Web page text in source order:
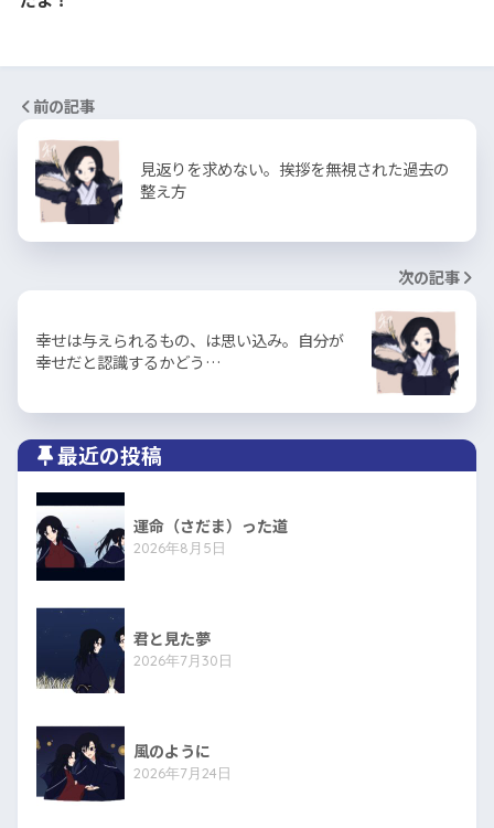
前の記事
見返りを求めない。挨拶を無視された過去の
整え方
次の記事
幸せは与えられるもの、は思い込み。自分が
幸せだと認識するかどう…
最近の投稿
運命（さだま）った道
2026年8月5日
君と見た夢
2026年7月30日
風のように
2026年7月24日